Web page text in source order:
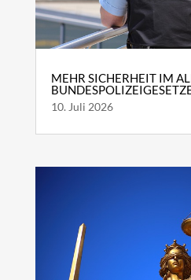
MEHR SICHERHEIT IM
10. Juli 2026